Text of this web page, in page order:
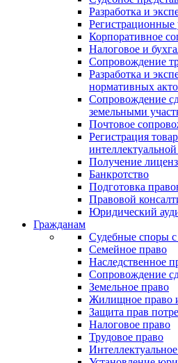
Разработка и
Регистрационные
Корпоративное
Налоговое и
Сопровождение
Разработка и
нормативных
Сопровождение
земельными
Почтовое
Регистрация
Получение
Банкротство
Подготовка
Правовой
Юридический
Гражданам
Судебные споры с
Семейное право
Наследственное
Сопровождение
Земельное право
Жилищное
Защита прав
Налоговое право
Трудовое право